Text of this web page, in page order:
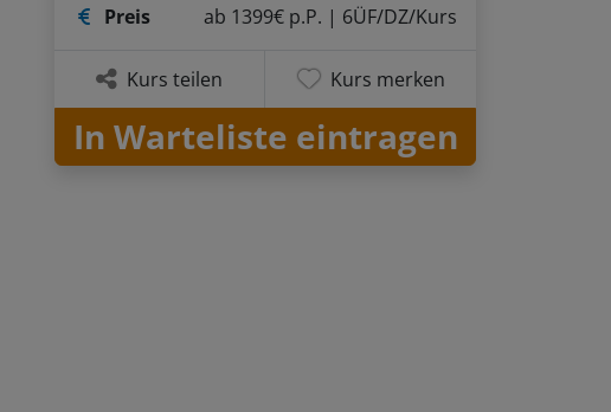
Preis
ab 1399€ p.P. | 6ÜF/DZ/Kurs
Kurs teilen Kurs merken
In Warteliste eintragen